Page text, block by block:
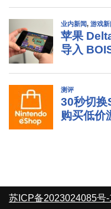
苏ICP备2023024085号-